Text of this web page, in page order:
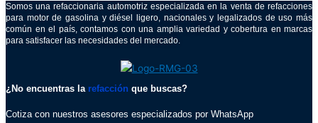
Somos una refaccionaria automotriz especializada en la venta de refacciones
para motor de gasolina y diésel ligero, nacionales y legalizados de uso más
común en el país, contamos con una amplia variedad y cobertura en marcas
para satisfacer las necesidades del mercado.
¿No encuentras la refacción que buscas?
Cotiza con nuestros asesores especializados por WhatsApp